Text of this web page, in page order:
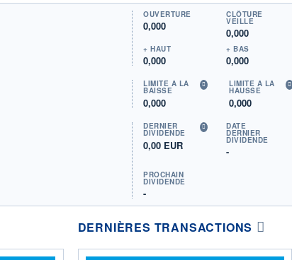
OUVERTURE
0,000
CLÔTURE
VEILLE
0,000
+ HAUT
0,000
+ BAS
0,000
LIMITE À LA
BAISSE
0,000
LIMITE À LA
HAUSSE
0,000
DERNIER
DIVIDENDE
0,00 EUR
DATE
DERNIER
DIVIDENDE
-
PROCHAIN
DIVIDENDE
-
DERNIÈRES TRANSACTIONS